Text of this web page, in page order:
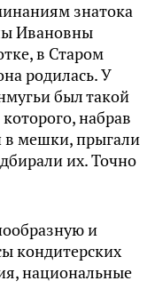
знатока
Ивановны
в Старом
родилась. У
был такой
набрав
в мешки, прыгали
их. Точно
и
кондитерских
национальные